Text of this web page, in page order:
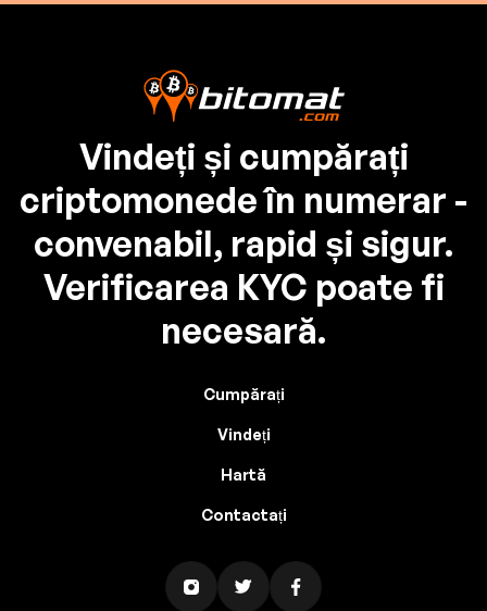
Vindeți și cumpărați
criptomonede în numerar -
convenabil, rapid și sigur.
Verificarea KYC poate fi
necesară.
Cumpărați
Vindeți
Hartă
Contactați